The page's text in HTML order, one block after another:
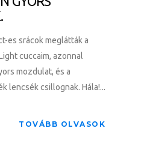
es srácok meglátták a
cuccaim, azonnal
mozdulat, és a
lencsék csillognak. Hála!...
TOVÁBB OLVASOK